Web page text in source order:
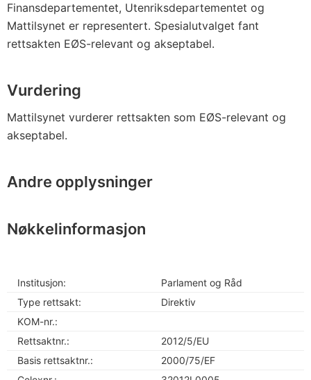
Finansdepartementet, Utenriksdepartementet og
Mattilsynet er representert. Spesialutvalget fant
rettsakten EØS-relevant og akseptabel.
Vurdering
Mattilsynet vurderer rettsakten som EØS-relevant og
akseptabel.
Andre opplysninger
Nøkkelinformasjon
Institusjon:
Parlament og Råd
Type rettsakt:
Direktiv
KOM-nr.:
Rettsaktnr.:
2012/5/EU
Basis rettsaktnr.:
2000/75/EF